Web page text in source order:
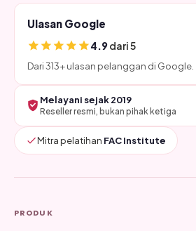
Ulasan Google
4.9dari 5
Dari 313+ ulasan pelanggan di Google.
Melayani sejak 2019
Reseller resmi, bukan pihak ketiga
Mitra pelatihan FAC Institute
PRODUK